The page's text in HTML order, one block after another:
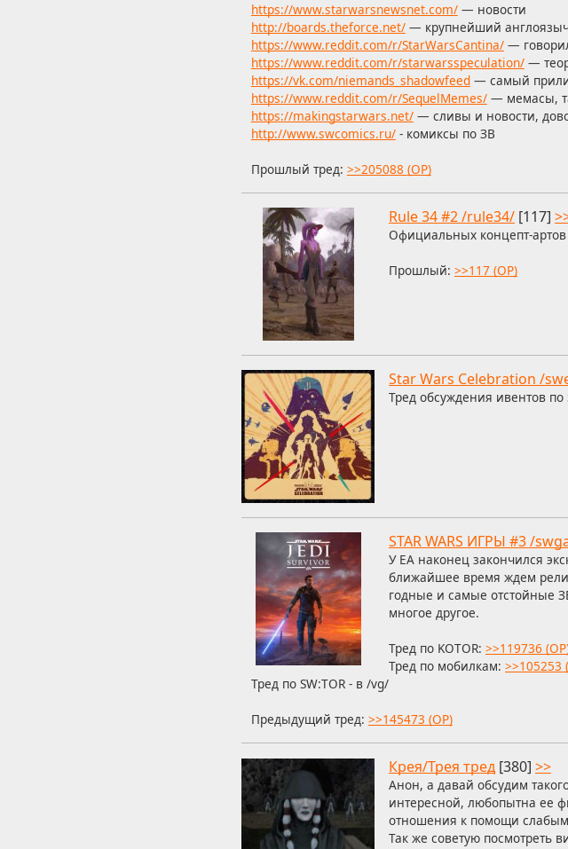
https://www.starwarsnewsnet.com/— новости
http://boards.theforce.net/— крупнейший
https://www.reddit.com/r/StarWarsCantina/—
https://www.reddit.com/r/starwarsspeculation/—
https://vk.com/niemands_shadowfeed— самый
https://www.reddit.com/r/SequelMemes/— мемасы,
https://makingstarwars.net/— сливы и новости,
http://www.swcomics.ru/- комиксы по ЗВ
Прошлый тред: >>205088 (OP)
Rule 34 #2 /rule34/ [117]
Официальных концепт-
Прошлый: >>117 (OP)
Star Wars Celebration /
Тред обсуждения ивентов по
STAR WARS ИГРЫ #3 /
У EA наконец закончился
ближайшее время ждем
годные и самые отстойные
многое другое.
Тред по KOTOR: >>119736
Тред по мобилкам: >>105253
Тред по SW:ТОR - в /vg/
Предыдущий тред: >>145473 (OP)
Крея/Трея тред [380] >>
Анон, а давай обсудим
интересной, любопытна ее
отношения к помощи
Так же советую посмотреть